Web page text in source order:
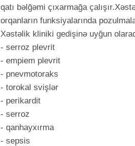
qatı bəlğəmi çıxarmağa
orqanların funksiyalarında
Xəstəlik kliniki gedişinə uyğun
- serroz plevrit
- empiem plevrit
- pnevmotoraks
- torokal svişlər
- perikardit
- serroz
- qanhayxırma
- sepsis